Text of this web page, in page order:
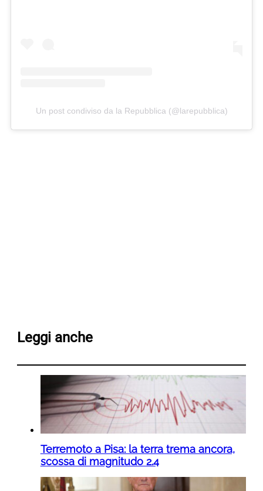
Un post condiviso da la Repubblica (@larepubblica)
Leggi anche
Terremoto a Pisa: la terra trema ancora,
scossa di magnitudo 2.4